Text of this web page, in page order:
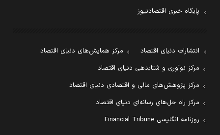
پایگاه خبری اقتصادنیوز
انتشارات دنیای اقتصاد
مرکز همایش‌های دنیای اقتصاد
مرکز نوآوری و شتابدهی دنیای اقتصاد
مرکز پژوهش‌های مالی و اقتصادی دنیای اقتصاد
مرکز راه حل‌های رسانه‌ای دنیای اقتصاد
روزنامه انگلیسی Financial Tribune